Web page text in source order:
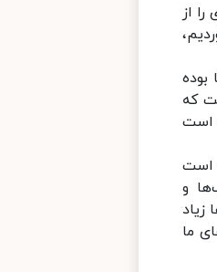
از
که
است
است
و
ما